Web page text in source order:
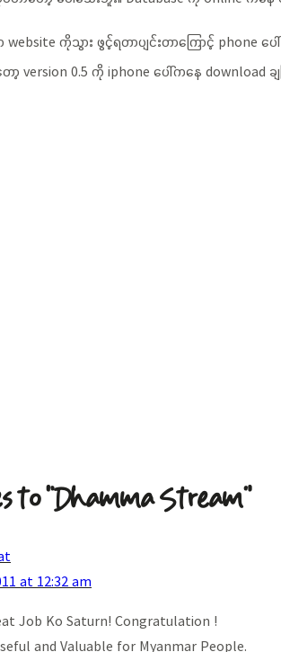
website ကိုသွား ဖွင့်ရတာပျင်းတာကြောင့် phone
ာ့ version 0.5 ကို iphone ပေါ်ကနေ download
to “Dhamma Stream”
at 12:32 am
Job Ko Saturn! Congratulation !
and Valuable for Myanmar People.